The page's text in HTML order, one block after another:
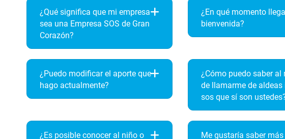
¿Qué significa que mi empresa
sea una Empresa SOS de Gran
Corazón?
¿En qué momento
bienvenida?
¿Puedo modificar el aporte que
hago actualmente?
¿Cómo puedo saber al
de llamarme de
sos que sí son
¿Es posible conocer al niño o Me gustaría saber